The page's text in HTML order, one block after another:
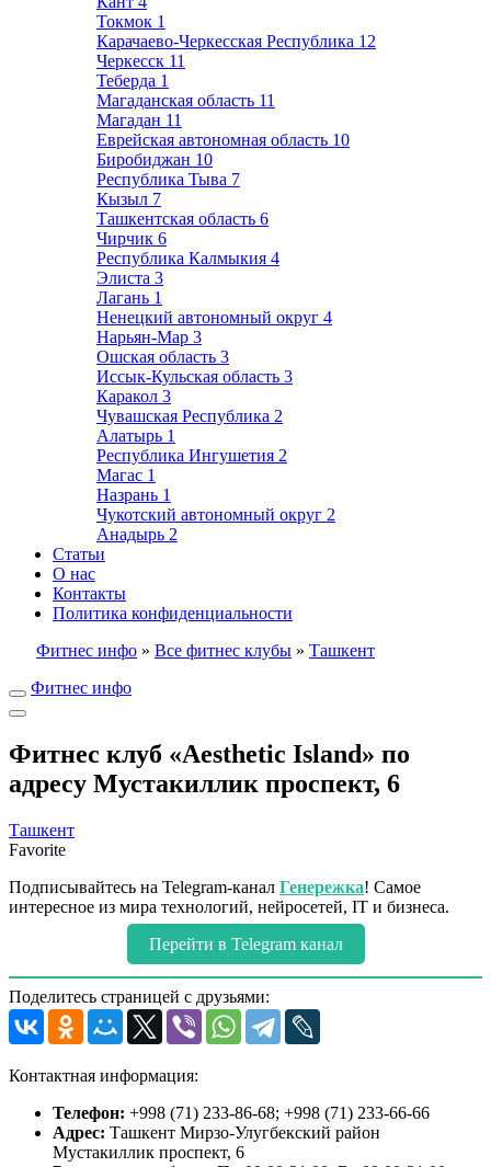
Токмок 1
Карачаево-Черкесская Республика 12
Черкесск 11
Теберда 1
Магаданская область 11
Магадан 11
Еврейская автономная область 10
Биробиджан 10
Республика Тыва 7
Кызыл 7
Ташкентская область 6
Чирчик 6
Республика Калмыкия 4
Элиста 3
Лагань 1
Ненецкий автономный округ 4
Нарьян-Мар 3
Ошская область 3
Иссык-Кульская область 3
Каракол 3
Чувашская Республика 2
Алатырь 1
Республика Ингушетия 2
Магас 1
Назрань 1
Чукотский автономный округ 2
Анадырь 2
Статьи
О нас
Контакты
Политика конфиденциальности
Фитнес инфо » Все фитнес клубы » Ташкент
Фитнес инфо
Фитнес клуб «Aesthetic Island» по
адресу Мустакиллик проспект, 6
Ташкент
Favorite
Подписывайтесь на Telegram-канал Генережка! Самое
интересное из мира технологий, нейросетей, IT и бизнеса.
Перейти в Telegram канал
Поделитесь страницей с друзьями:
Контактная информация:
Телефон: +998 (71) 233-86-68; +998 (71) 233-66-66
Адрес: Ташкент Мирзо-Улугбекский район
Мустакиллик проспект, 6